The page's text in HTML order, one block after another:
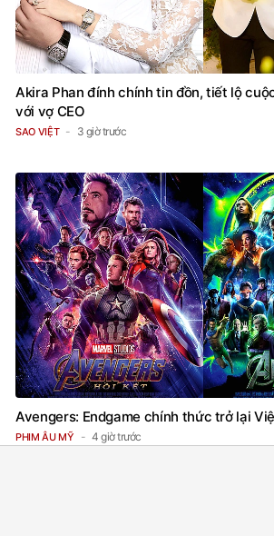
Akira Phan đính chính tin đồn, tiết lộ
với vợ CEO
SAO VIỆT 3 giờ trước
Avengers: Endgame chính thức trở lại
PHIM ÂU MỸ 4 giờ trước